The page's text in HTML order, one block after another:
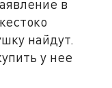
в
найдут.
у нее